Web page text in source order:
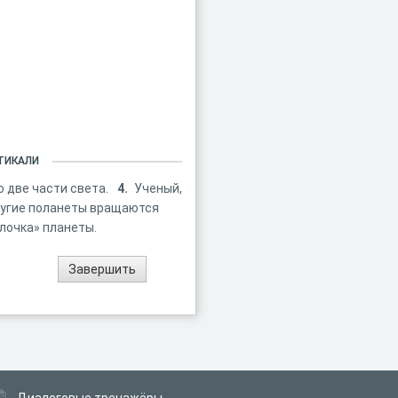
две части света. 4. Ученый,
поланеты вращаются
планеты.